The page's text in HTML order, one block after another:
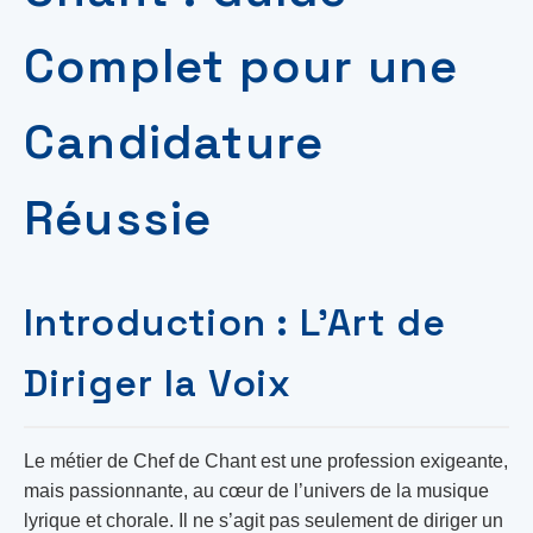
Complet pour une
Candidature
Réussie
Introduction : L’Art de
Diriger la Voix
Le métier de Chef de Chant est une profession exigeante,
mais passionnante, au cœur de l’univers de la musique
lyrique et chorale. Il ne s’agit pas seulement de diriger un